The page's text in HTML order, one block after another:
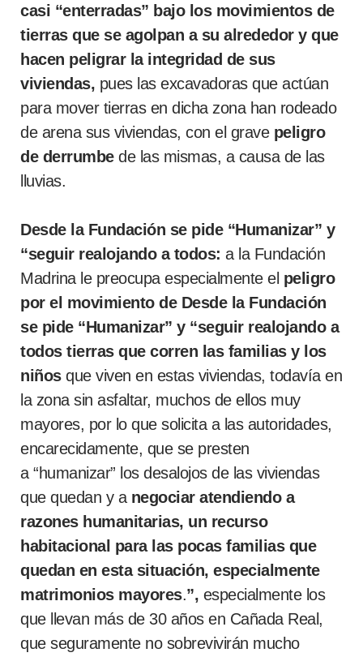
casi “enterradas” bajo los movimientos de
tierras que se agolpan a su alrededor y que
hacen peligrar la integridad de sus
viviendas, pues las excavadoras que actúan
para mover tierras en dicha zona han rodeado
de arena sus viviendas, con el grave peligro
de derrumbede las mismas, a causa de las
lluvias.
Desde la Fundación se pide “Humanizar” y
“seguir realojando a todos: a la Fundación
Madrina le preocupa especialmente el peligro
por el movimiento de Desde la Fundación
se pide “Humanizar” y “seguir realojando a
todos tierras que corren las familias y los
niñosque viven en estas viviendas, todavía en
la zona sin asfaltar, muchos de ellos muy
mayores, por lo que solicita a las autoridades,
encarecidamente, que se presten
a “humanizar” los desalojos de las viviendas
que quedan y a negociar atendiendo a
razones humanitarias, un recurso
habitacional para las pocas familias que
quedan en esta situación, especialmente
matrimonios mayores.”, especialmente los
que llevan más de 30 años en Cañada Real,
que seguramente no sobrevivirán mucho